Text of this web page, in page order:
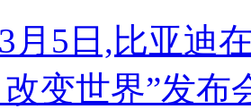
月5日,比亚迪
变世界”发布